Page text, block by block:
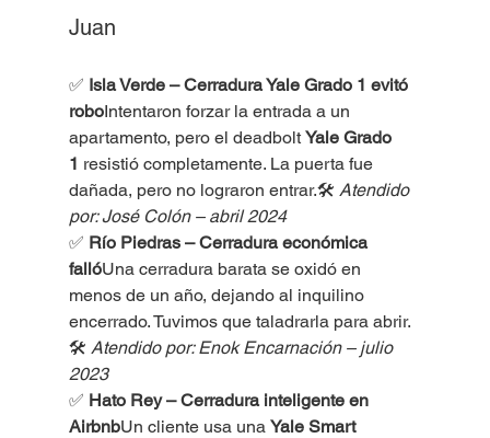
Juan
✅ Isla Verde – Cerradura Yale Grado 1 evitó
roboIntentaron forzar la entrada a un
apartamento, pero el deadbolt Yale Grado
1 resistió completamente. La puerta fue
dañada, pero no lograron entrar.🛠 Atendido
por: José Colón – abril 2024
✅ Río Piedras – Cerradura económica
fallóUna cerradura barata se oxidó en
menos de un año, dejando al inquilino
encerrado. Tuvimos que taladrarla para abrir.
🛠 Atendido por: Enok Encarnación – julio
2023
✅ Hato Rey – Cerradura inteligente en
AirbnbUn cliente usa una Yale Smart